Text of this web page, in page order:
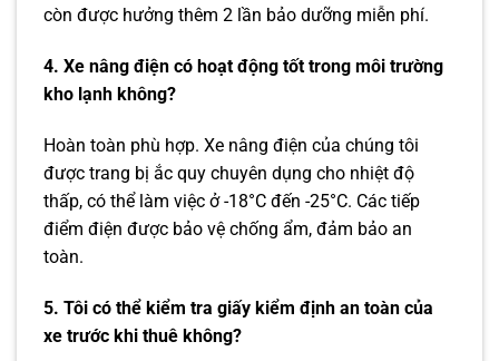
còn được hưởng thêm 2 lần bảo dưỡng miễn phí.
4. Xe nâng điện có hoạt động tốt trong môi trường
kho lạnh không?
Hoàn toàn phù hợp. Xe nâng điện của chúng tôi
được trang bị ắc quy chuyên dụng cho nhiệt độ
thấp, có thể làm việc ở -18°C đến -25°C. Các tiếp
điểm điện được bảo vệ chống ẩm, đảm bảo an
toàn.
5. Tôi có thể kiểm tra giấy kiểm định an toàn của
xe trước khi thuê không?